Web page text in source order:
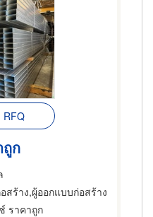
RFQ
ถูก
สร้าง,ผู้ออกแบบก่อสร้าง
ราคาถูก